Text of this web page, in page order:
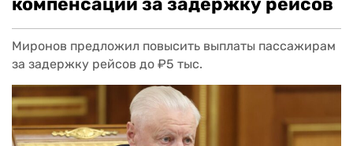
Миронов предложил повысить выплаты пассажирам
за задержку рейсов до ₽5 тыс.